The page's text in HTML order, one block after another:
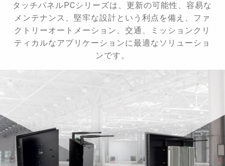
タッチパネルPCシリーズは、更新の可能性、容易な
メンテナンス、堅牢な設計という利点を備え、ファ
クトリーオートメーション、交通、ミッションクリ
ティカルなアプリケーションに最適なソリューショ
ンです。